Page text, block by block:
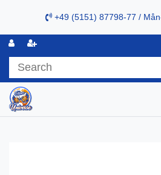
+49 (5151) 87798-77 /